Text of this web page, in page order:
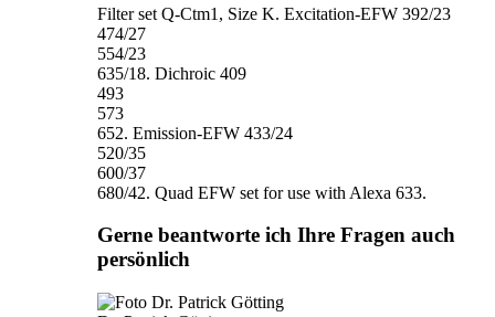
Filter set Q-Ctm1, Size K. Excitation-EFW 392/23
474/27
554/23
635/18. Dichroic 409
493
573
652. Emission-EFW 433/24
520/35
600/37
680/42. Quad EFW set for use with Alexa 633.
Gerne beantworte ich Ihre Fragen auch
persönlich